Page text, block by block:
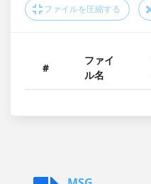
ファイルを圧縮する
#
ファイ
ル名